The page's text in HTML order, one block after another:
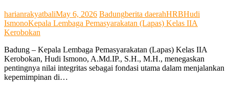
Integritas
harianrakyatbaliMay 6, 2026 Badungberita daerahHRBHudi
IsmonoKepala Lembaga Pemasyarakatan (Lapas) Kelas IIA
Kerobokan
Badung – Kepala Lembaga Pemasyarakatan (Lapas) Kelas IIA
Kerobokan, Hudi Ismono, A.Md.IP., S.H., M.H., menegaskan
pentingnya nilai integritas sebagai fondasi utama dalam menjalankan
kepemimpinan di…